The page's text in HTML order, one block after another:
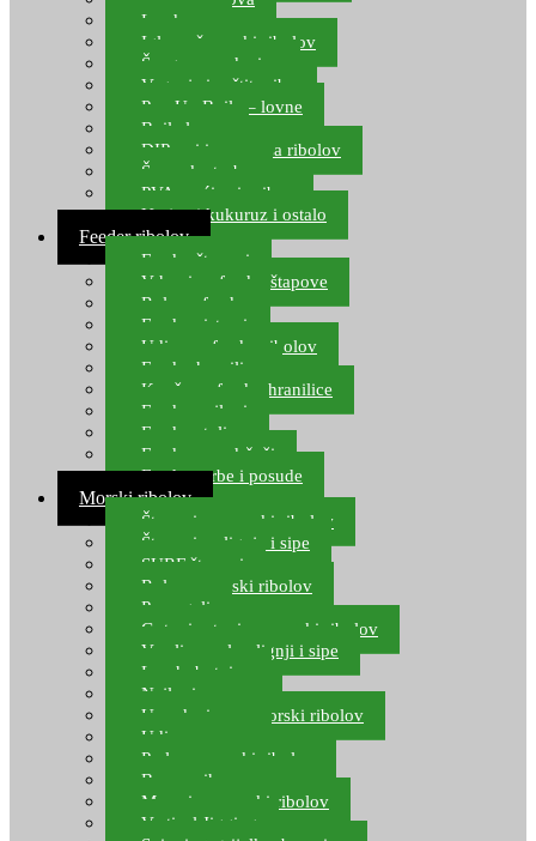
Leadcore
Igle za šaranski ribolov
Špage, upredenice
Vaganje i zaštita ribe
Pop Up Boile – lovne
Boile lovne
DIP-ovi i arome za ribolov
Šaranske torbe
PVA vrećice i pribor
Umjetni kukuruz i ostalo
Feeder ribolov
Feeder štapovi
Vrhovi za feeder štapove
Role za feeder
Feeder sistemi
Udice za feeder ribolov
Feeder hranilice
Kopče za feeder hranilice
Feeder najloni
Feeder stolice
Feeder arm držači
Feeder torbe i posude
Morski ribolov
Štapovi za morski ribolov
Štapovi za lignje i sipe
SURF štapovi
Role za morski ribolov
Parangali
Gotovi setovi za morski ribolov
Varalice za lov lignji i sipe
Lov hobotnice
Najloni za more
Upredenice za morski ribolov
Udice za more
Perle za morski ribolov
Brum prihrana za more
Mamci za morski ribolov
Vertical Jigging